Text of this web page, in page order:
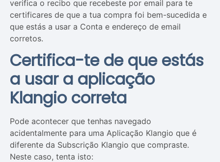
verifica o recibo que recebeste por email para te
certificares de que a tua compra foi bem-sucedida e
que estás a usar a Conta e endereço de email
corretos.
Certifica-te de que estás
a usar a aplicação
Klangio correta
Pode acontecer que tenhas navegado
acidentalmente para uma Aplicação Klangio que é
diferente da Subscrição Klangio que compraste.
Neste caso, tenta isto: